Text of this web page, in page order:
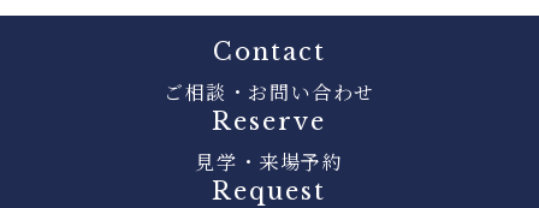
Contact
ご相談・お問い合わせ
Reserve
見学・来場予約
Request